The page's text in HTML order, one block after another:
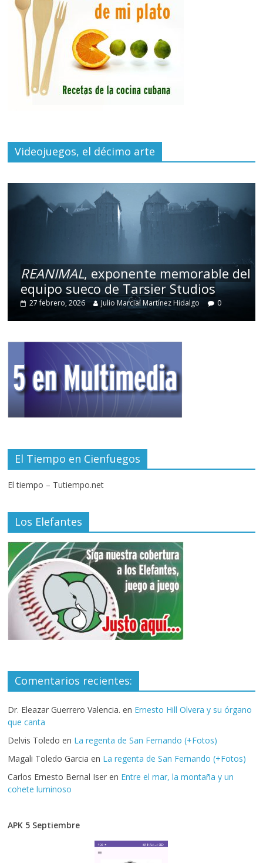
Videojuegos, el décimo arte
REANIMAL, exponente memorable del
equipo sueco de Tarsier Studios
27 febrero, 2026 Julio Marcial Martínez Hidalgo 0
El Tiempo en Cienfuegos
El tiempo – Tutiempo.net
Los Elefantes
Comentarios recientes:
Dr. Eleazar Guerrero Valencia. en Ernesto Hill Olvera y su órgano
que canta
Delvis Toledo en La regenta de San Fernando (+Fotos)
Magali Toledo Garcia en La regenta de San Fernando (+Fotos)
Carlos Ernesto Bernal Iser en Entre el mar, la montaña y un
cohete luminoso
APK 5 Septiembre